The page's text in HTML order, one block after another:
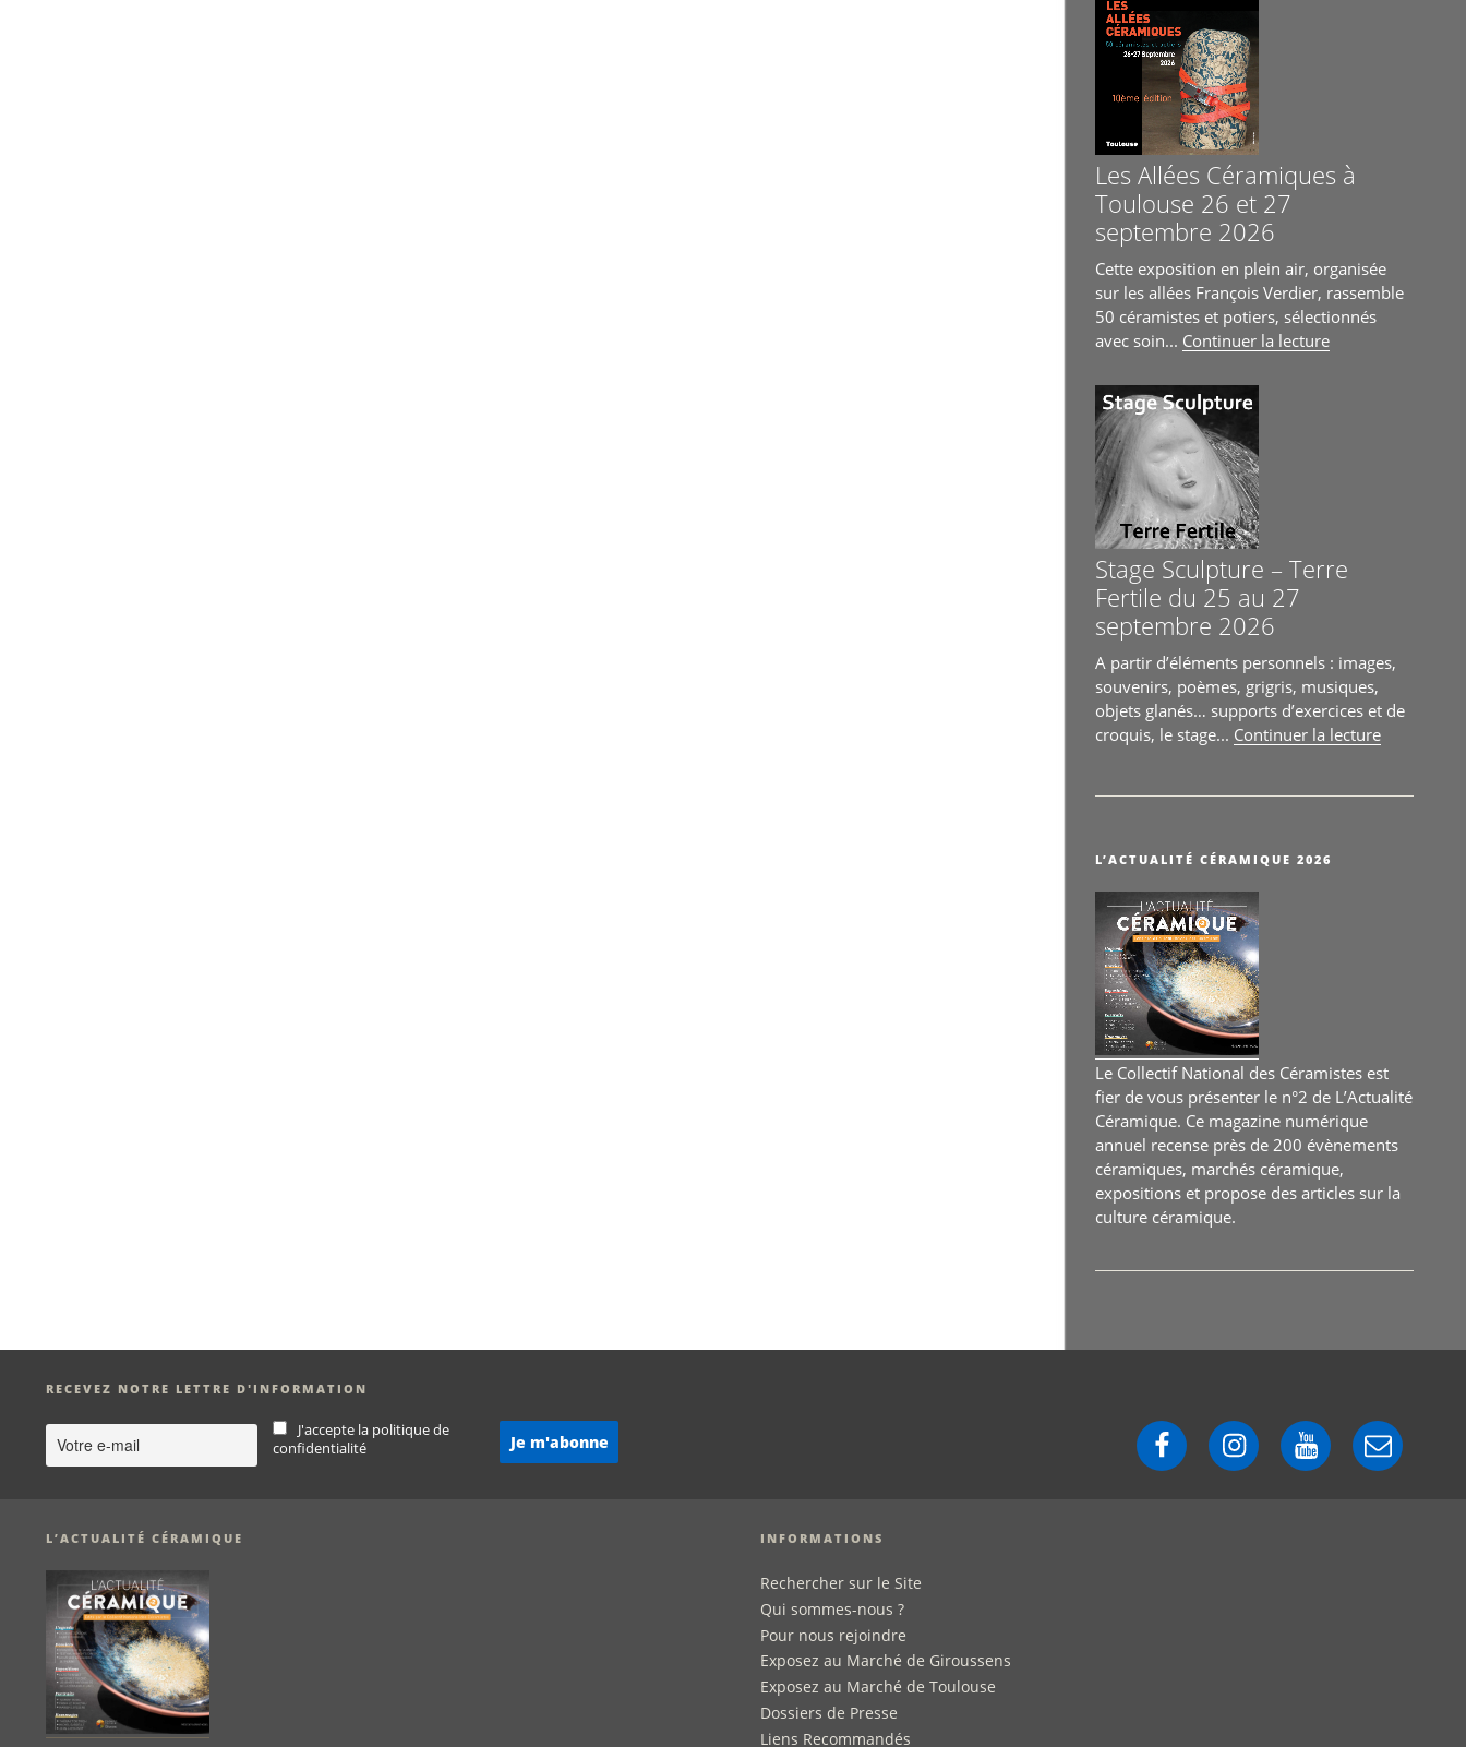
Jacques
Czerwiec,
Didier
Imart
et
Jean-
Michel
Prêt
du
juin
au
4
juillet
Les Allées Céramiques à
Toulouse 26 et 27
septembre 2026
Cette exposition en plein air, organisée
sur les allées François Verdier, rassemble
50 céramistes et potiers, sélectionnés
avec soin... Continuer la lecturede
2026 »
Stage Sculpture – Terre
Fertile du 25 au 27
septembre 2026
A partir d’éléments personnels : images,
souvenirs, poèmes, grigris, musiques,
objets glanés… supports d’exercices et de
croquis, le stage... Continuer la lecturede
L’ACTUALITÉ CÉRAMIQUE 2026
Le Collectif National des Céramistes est
fier de vous présenter le n°2 de L’Actualité
Céramique. Ce magazine numérique
annuel recense près de 200 évènements
céramiques, marchés céramique,
expositions et propose des articles sur la
culture céramique.
RECEVEZ NOTRE LETTRE D'INFORMATION
J'accepte la politique de
confidentialité
FacebookInstagramYouTubeE-
mail
L’ACTUALITÉ CÉRAMIQUE INFORMATIONS
Rechercher sur le Site
Qui sommes-nous ?
Pour nous rejoindre
Exposez au Marché de Giroussens
Exposez au Marché de Toulouse
Dossiers de Presse
Liens Recommandés